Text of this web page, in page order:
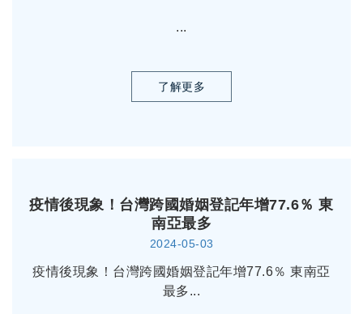
...
了解更多
疫情後現象！台灣跨國婚姻登記年增77.6％ 東
南亞最多
2024-05-03
疫情後現象！台灣跨國婚姻登記年增77.6％ 東南亞
最多...